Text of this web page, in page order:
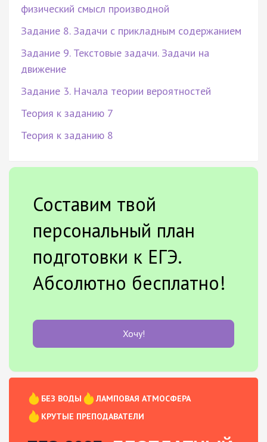
физический смысл производной
Задание 8. Задачи с прикладным содержанием
Задание 9. Текстовые задачи. Задачи на
движение
Задание 3. Начала теории вероятностей
Теория к заданию 7
Теория к заданию 8
Составим твой
персональный план
подготовки к ЕГЭ.
Абсолютно бесплатно!
Хочу!
БЕЗ ВОДЫ
ЛАМПОВАЯ АТМОСФЕРА
КРУТЫЕ ПРЕПОДАВАТЕЛИ